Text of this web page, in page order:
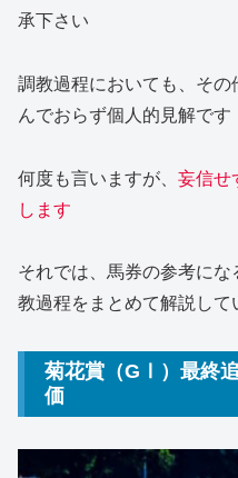
承下さい
調教過程においても、そ
んでおらず個人的見解です
何度も言いますが、 妄信せ
します
それでは、馬券の参考に
教過程をまとめて解説して
菊花賞（GⅠ）最終
価